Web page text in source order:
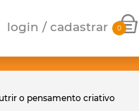
login / cadastrar 0
o pensamento criativo